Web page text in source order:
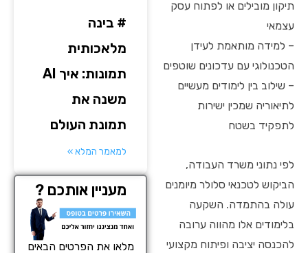
תיקון מובילים או לפתוח עסק
עצמאי
– למידה מותאמת לעידן
הטכנולוגי עם עדכונים שוטפים
– שילוב בין לימודים מעשיים
לתיאוריה שמכין ישירות
לתפקיד בשטח
לפי נתוני משרד העבודה,
הביקוש לטכנאי סלולר מיומנים
עולה בהתמדה. השקעה
בלימודים אלו מהווה ערובה
להכנסה יציבה ופיתוח מקצועי
# בינה
מלאכותית
תמונות: איך AI
משנה את
תמונת העולם
למאמר המלא »
מעניין אותכם ?
מלאו את הפרטים הבאים